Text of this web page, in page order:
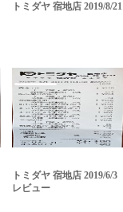
トミダヤ 宿地店 2019/8/21
トミダヤ 宿地店 2019/6/3
レビュー